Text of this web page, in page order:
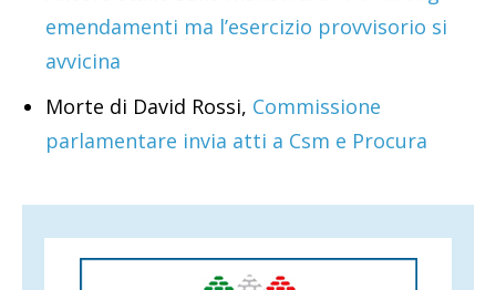
emendamenti ma l’esercizio provvisorio si
avvicina
Morte di David Rossi, Commissione
parlamentare invia atti a Csm e Procura